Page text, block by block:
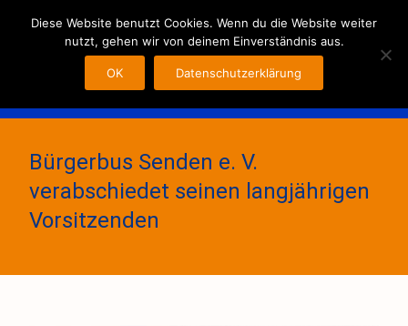
Bürgerbus Senden e. V.
verabschiedet seinen langjährigen
Vorsitzenden
MENU
Diese Website benutzt Cookies. Wenn du die Website weiter
nutzt, gehen wir von deinem Einverständnis aus.
OK Datenschutzerklärung